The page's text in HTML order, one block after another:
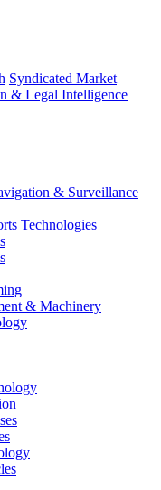
Syndicated Market
& Legal Intelligence
& Surveillance
Technologies
& Machinery